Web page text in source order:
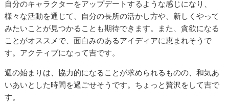
自分のキャラクターをアップデートするような感じになり、
様々な活動を通じて、自分の長所の活かし方や、新しくやって
みたいことが見つかることも期待できます。また、貪欲になる
ことがオススメで、面白みのあるアイディアに恵まれそうで
す。アクティブになって吉です。
週の始まりは、協力的になることが求められるものの、和気あ
いあいとした時間を過ごせそうです。ちょっと贅沢をして吉で
す。